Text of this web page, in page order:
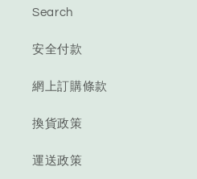
Search
安全付款
網上訂購條款
換貨政策
運送政策